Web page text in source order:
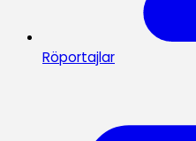
Röportajlar